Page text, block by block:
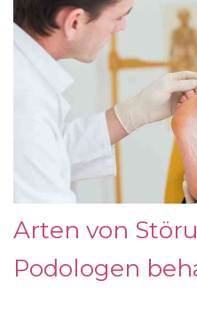
Arten von
Podologen